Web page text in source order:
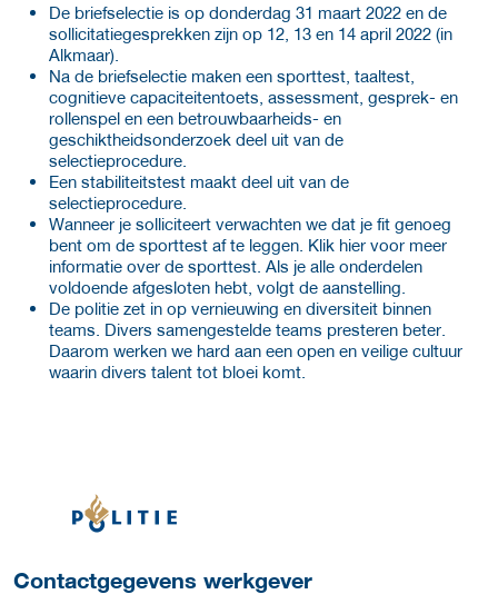
De briefselectie is op donderdag 31 maart 2022 en de
sollicitatiegesprekken zijn op 12, 13 en 14 april 2022 (in
Alkmaar).
Na de briefselectie maken een sporttest, taaltest,
cognitieve capaciteitentoets, assessment, gesprek- en
rollenspel en een betrouwbaarheids- en
geschiktheidsonderzoek deel uit van de
selectieprocedure.
Een stabiliteitstest maakt deel uit van de
selectieprocedure.
Wanneer je solliciteert verwachten we dat je fit genoeg
bent om de sporttest af te leggen. Klik hier voor meer
informatie over de sporttest. Als je alle onderdelen
voldoende afgesloten hebt, volgt de aanstelling.
De politie zet in op vernieuwing en diversiteit binnen
teams. Divers samengestelde teams presteren beter.
Daarom werken we hard aan een open en veilige cultuur
waarin divers talent tot bloei komt.
Meer werkgever details
Contactgegevens werkgever